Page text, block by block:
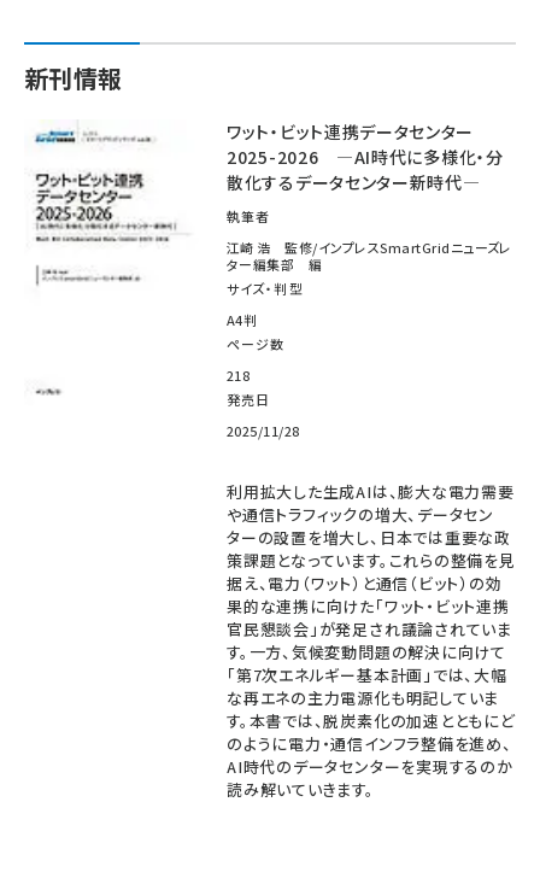
新刊情報
ワット・ビット連携データセンター
2025-2026 ―AI時代に多様化・分
散化するデータセンター新時代―
執筆者
江崎 浩 監修/インプレスSmartGridニューズレ
ター編集部 編
サイズ・判型
A4判
ページ数
218
発売日
2025/11/28
利用拡大した生成AIは、膨大な電力需要
や通信トラフィックの増大、データセン
ターの設置を増大し、日本では重要な政
策課題となっています。これらの整備を見
据え、電力（ワット）と通信（ビット）の効
果的な連携に向けた「ワット・ビット連携
官民懇談会」が発足され議論されていま
す。一方、気候変動問題の解決に向けて
「第7次エネルギー基本計画」では、大幅
な再エネの主力電源化も明記していま
す。本書では、脱炭素化の加速とともにど
のように電力・通信インフラ整備を進め、
AI時代のデータセンターを実現するのか
読み解いていきます。